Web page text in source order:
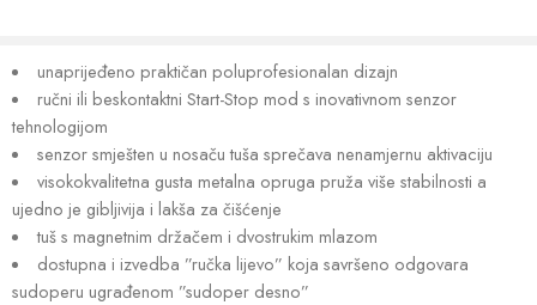
unaprijeđeno praktičan poluprofesionalan dizajn
ručni ili beskontaktni Start-Stop mod s inovativnom senzor
tehnologijom
senzor smješten u nosaču tuša sprečava nenamjernu aktivaciju
visokokvalitetna gusta metalna opruga pruža više stabilnosti a
ujedno je gibljivija i lakša za čišćenje
tuš s magnetnim držačem i dvostrukim mlazom
dostupna i izvedba ”ručka lijevo” koja savršeno odgovara
sudoperu ugrađenom ”sudoper desno”